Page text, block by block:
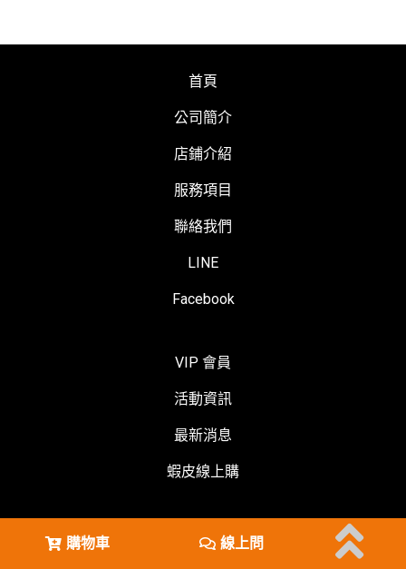
首頁
公司簡介
店鋪介紹
服務項目
聯絡我們
LINE
Facebook
VIP 會員
活動資訊
最新消息
蝦皮線上購
購物車 線上問